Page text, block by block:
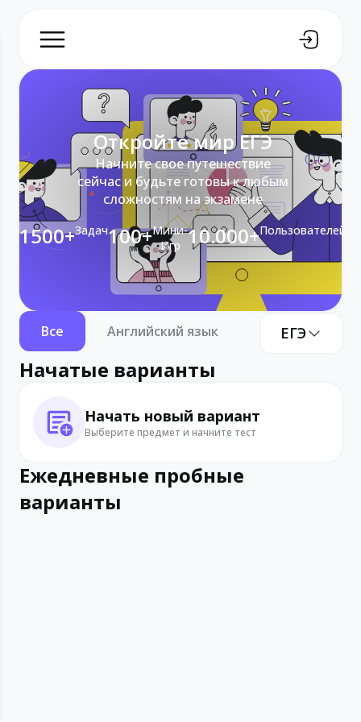
Откройте мир ЕГЭ
Начните свое путешествие
сейчас и будьте готовы к любым
сложностям на экзамене
1500+Задач100+Мини-
Игр 10.000+Пользователей
Все Английский язык Информатика
ЕГЭ
Начатые варианты
Начать новый вариант
Выберите предмет и начните тест
Ежедневные пробные
варианты